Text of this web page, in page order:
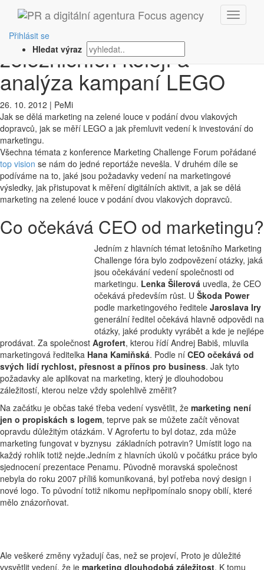
Přihlásit se
Hledat výraz
‹ Zpět
MCF: Marketing od
železničních kolejí a
analýza kampaní LEGO
26. 10. 2012 | PeMi
Jak se dělá marketing na zelené louce v podání dvou vlakových
dopravců, jak se měří LEGO a jak přemluvit vedení k investování do
marketingu.
Všechna témata z konference Marketing Challenge Forum pořádané
top vision se nám do jedné reportáže nevešla. V druhém díle se
podíváme na to, jaké jsou požadavky vedení na marketingové
výsledky, jak přistupovat k měření digitálních aktivit, a jak se dělá
marketing na zelené louce v podání dvou vlakových dopravců.
Co očekává CEO od marketingu?
Jedním z hlavních témat letošního Marketing
Challenge fóra bylo zodpovězení otázky, jaká
jsou očekávání vedení společnosti od
marketingu. Lenka Šilerová uvedla, že CEO
očekává především růst. U Škoda Power
podle marketingového ředitele Jaroslava Iry
generální ředitel očekává hlavně odpovědi na
otázky, jaké produkty vyrábět a kde je nejlépe
prodávat. Za společnost Agrofert, kterou řídí Andrej Babiš, mluvila
marketingová ředitelka Hana Kamiňská. Podle ní CEO očekává od
svých lidí rychlost, přesnost a přínos pro business. Jak tyto
požadavky ale aplikovat na marketing, který je dlouhodobou
záležitostí, kterou nelze vždy spolehlivě změřit?
Na začátku je občas také třeba vedení vysvětlit, že marketing není
jen o propiskách s logem, teprve pak se můžete začít věnovat
opravdu důležitým otázkám. V Agrofertu to byl dotaz, zda může
marketing fungovat v byznysu základních potravin? Umístit logo na
každý rohlík totiž nejde.Jedním z hlavních úkolů v počátku práce bylo
sjednocení prezentace Penamu. Původně moravská společnost
nebyla do roku 2007 příliš komunikovaná, byl potřeba nový design i
nové logo. To původní totiž nikomu nepřipomínalo snopy obilí, které
mělo znázorňovat.
Ale veškeré změny vyžadují čas, než se projeví, Proto je důležité
vysvětlit vedení, že je marketing dlouhodobá záležitost. K tomu